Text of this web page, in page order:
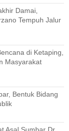
Damai,
Tempuh Jalur
di Ketaping,
Masyarakat
Bentuk Bidang